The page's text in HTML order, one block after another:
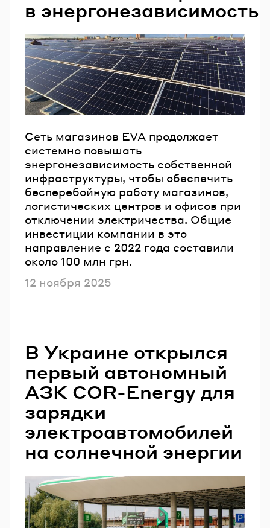
в энергонезависимость
Сеть магазинов EVA продолжает
системно повышать
энергонезависимость собственной
инфраструктуры, чтобы обеспечить
бесперебойную работу магазинов,
логистических центров и офисов при
отключении электричества. Общие
инвестиции компании в это
направление с 2022 года составили
около 100 млн грн.
Опубликовано
12 ноября 2025
В Украине открылся
первый автономный
АЗК COR-Energy для
зарядки
электроавтомобилей
на солнечной энергии